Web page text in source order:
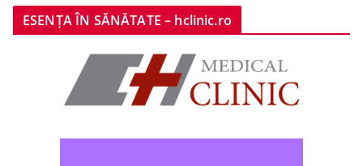
ESENȚA ÎN SĂNĂTATE – hclinic.ro